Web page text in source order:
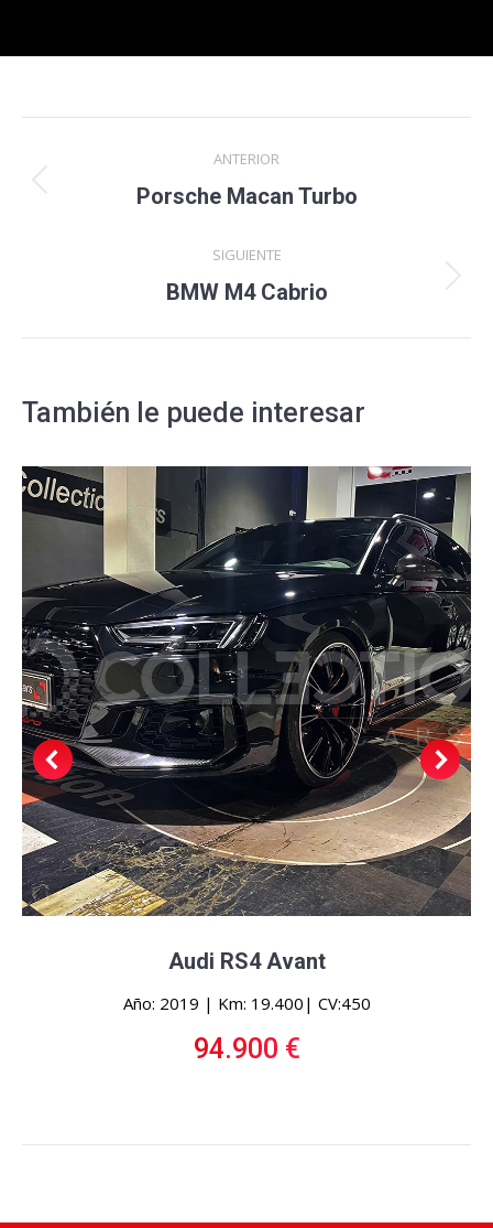
entre
ANTERIOR
Proyecto
Porsche Macan Turbo
SIGUIENTE
Proyecto
BMW M4 Cabrio
También le puede interesar
Audi RS4 Avant
Año: 2019 | Km: 19.400| CV:450
94.900 €